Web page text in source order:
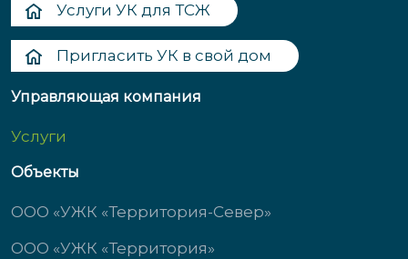
Услуги УК для ТСЖ
Пригласить УК в свой дом
Управляющая компания
Услуги
Объекты
ООО «УЖК «Территория-Север»
ООО «УЖК «Территория»